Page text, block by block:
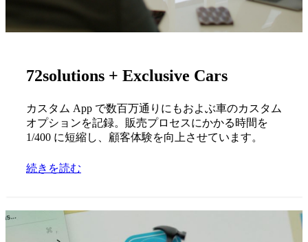
72solutions + Exclusive Cars
カスタム App で数百万通りにもおよぶ車のカスタム
オプションを記録。販売プロセスにかかる時間を
1/400 に短縮し、顧客体験を向上させています。
続きを読む